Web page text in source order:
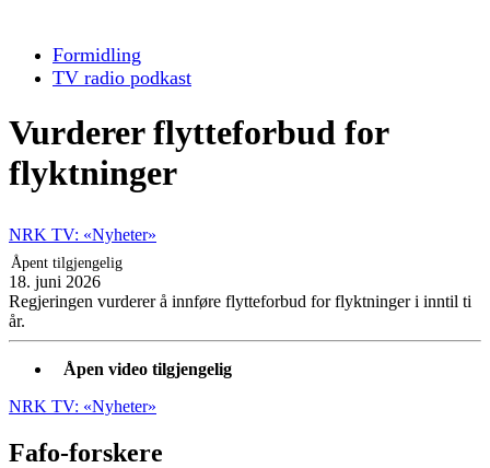
Formidling
TV radio podkast
Vurderer flytteforbud for
flyktninger
NRK TV: «Nyheter»
Åpent tilgjengelig
18. juni 2026
Regjeringen vurderer å innføre flytteforbud for flyktninger i inntil ti
år.
Åpen video tilgjengelig
NRK TV: «Nyheter»
Fafo-forskere